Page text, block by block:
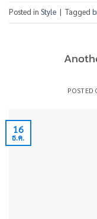
Posted in Style | Tagged
POSTED
16
ธ.ค.